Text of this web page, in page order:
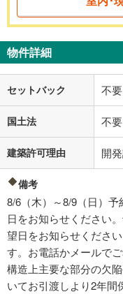
物件詳細
セットバック 不要
国土法 不要
建築許可理由 開
備考
8/6（木）～8/9（日）
日をお知らせください
望日をお知らせくださ
す。お電話かメールで
構造上主要な部分の欠
いてお引渡しより2年間